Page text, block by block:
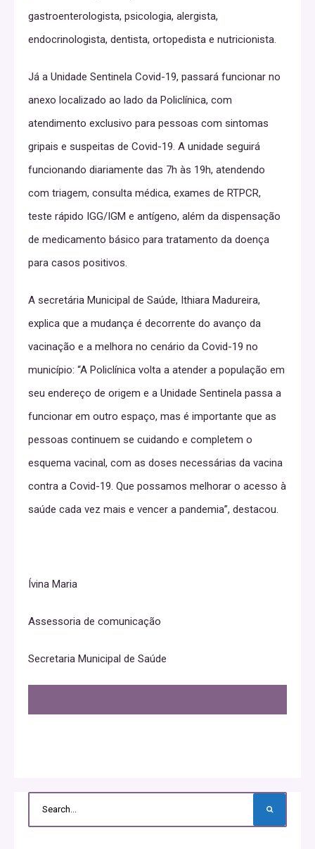
gastroenterologista, psicologia, alergista,
endocrinologista, dentista, ortopedista e nutricionista.
Já a Unidade Sentinela Covid-19, passará funcionar no
anexo localizado ao lado da Policlínica, com
atendimento exclusivo para pessoas com sintomas
gripais e suspeitas de Covid-19. A unidade seguirá
funcionando diariamente das 7h às 19h, atendendo
com triagem, consulta médica, exames de RTPCR,
teste rápido IGG/IGM e antígeno, além da dispensação
de medicamento básico para tratamento da doença
para casos positivos.
A secretária Municipal de Saúde, Ithiara Madureira,
explica que a mudança é decorrente do avanço da
vacinação e a melhora no cenário da Covid-19 no
município: “A Policlínica volta a atender a população em
seu endereço de origem e a Unidade Sentinela passa a
funcionar em outro espaço, mas é importante que as
pessoas continuem se cuidando e completem o
esquema vacinal, com as doses necessárias da vacina
contra a Covid-19. Que possamos melhorar o acesso à
saúde cada vez mais e vencer a pandemia”, destacou.
Ívina Maria
Assessoria de comunicação
Secretaria Municipal de Saúde